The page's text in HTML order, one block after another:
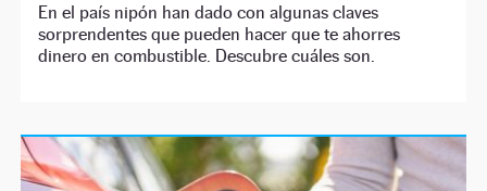
En el país nipón han dado con algunas claves
sorprendentes que pueden hacer que te ahorres
dinero en combustible. Descubre cuáles son.